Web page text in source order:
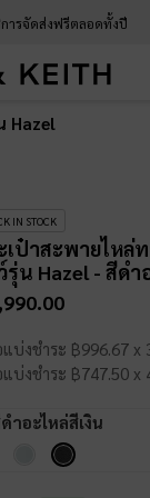
ารจัดส่งฟรีตลอดทั้งปี
Hazel
IN STOCK
เป๋าสะพายไหล่
รุ่น Hazel - สีดำ
บ่งชำระ ฿996.67 x
บ่งชำระ ฿747.50 x
ำอะไหล่สีเงิน